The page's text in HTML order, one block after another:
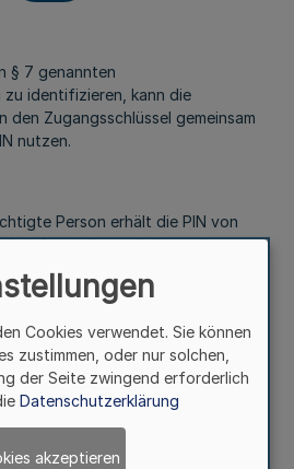
§ 7 genannten
identifizieren, kann die
den Zugangsschlüssel gemeinsam
nutzen.
Person erhält die PIN von
der sie immatrikuliert oder zum
die anspruchsberechtigte
auf andere geeignete Weise
§ 9
Cookies verwendet. Sie können
zustimmen, oder nur solchen,
der Seite zwingend erforderlich
Datenschutzerklärung
akzeptieren